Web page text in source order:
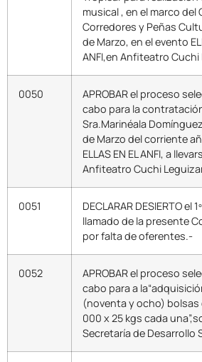
musical , en el marco del
Corredores y Peñas
de Marzo, en el evento
ANFI,en Anfiteatro
0050
APROBAR el proceso
cabo para la
Sra.Marinéala
de Marzo del corriente
ELLAS EN EL ANFI, a
Anfiteatro Cuchi
0051
DECLARAR DESIERTO el
llamado de la presente
por falta de oferentes.-
0052
APROBAR el proceso
cabo para a
(noventa y ocho) bolsas
000 x 25 kgs cada
Secretaría de Desarrollo